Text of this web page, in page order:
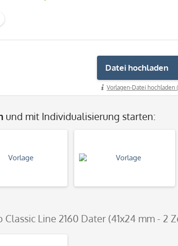
Datei hochladen
Vorlagen-Datei hochladen
und mit Individualisierung starten:
Line 2160 Dater (41x24 mm - 2